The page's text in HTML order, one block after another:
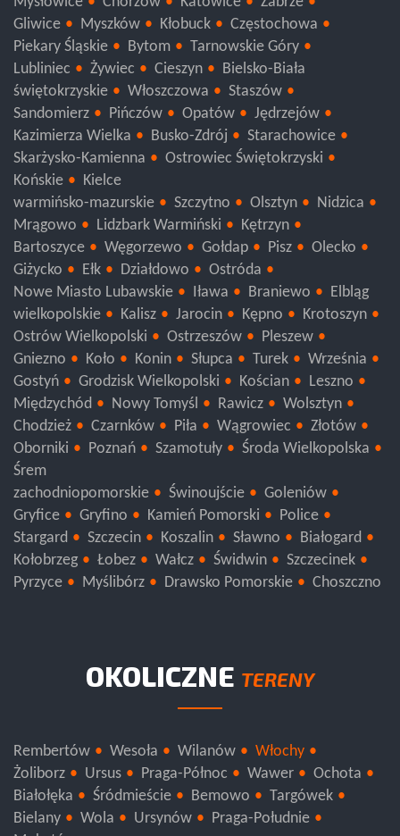
Mysłowice
Chorzów Katowice
Zabrze
Gliwice
Myszków Kłobuck
Częstochowa
Piekary Śląskie
Bytom
Tarnowskie Góry
Lubliniec
Żywiec Cieszyn
Bielsko-Biała
świętokrzyskie
Włoszczowa
Staszów
Sandomierz
Pińczów Opatów
Jędrzejów
Kazimierza Wielka
Busko-Zdrój
Starachowice
Skarżysko-Kamienna
Ostrowiec Świętokrzyski
Końskie
Kielce
warmińsko-mazurskie
Szczytno Olsztyn
Nidzica
Mrągowo
Lidzbark Warmiński
Kętrzyn
Bartoszyce
Węgorzewo Gołdap Pisz
Olecko
Giżycko
Ełk Działdowo
Ostróda
Nowe Miasto Lubawskie
Iława Braniewo
Elbląg
wielkopolskie
Kalisz Jarocin Kępno
Krotoszyn
Ostrów Wielkopolski
Ostrzeszów
Pleszew
Gniezno
Koło Konin Słupca Turek
Września
Gostyń
Grodzisk Wielkopolski Kościan
Leszno
Międzychód
Nowy Tomyśl Rawicz
Wolsztyn
Chodzież
Czarnków Piła Wągrowiec
Złotów
Oborniki
Poznań Szamotuły
Środa Wielkopolska
Śrem
zachodniopomorskie
Świnoujście
Goleniów
Gryfice
Gryfino Kamień Pomorski
Police
Stargard
Szczecin Koszalin Sławno
Białogard
Kołobrzeg
Łobez Wałcz Świdwin
Szczecinek
Pyrzyce
Myślibórz Drawsko Pomorskie Choszczno
OKOLICZNE TERENY
Rembertów Wesoła Wilanów
Włochy
Żoliborz
Ursus Praga-Północ Wawer
Ochota
Białołęka
Śródmieście Bemowo
Targówek
Bielany
Wola Ursynów
Praga-Południe